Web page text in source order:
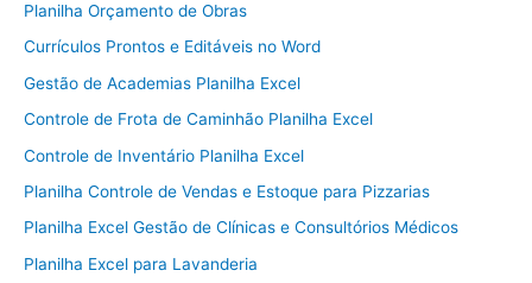
Planilha Orçamento de Obras
Currículos Prontos e Editáveis no Word
Gestão de Academias Planilha Excel
Controle de Frota de Caminhão Planilha Excel
Controle de Inventário Planilha Excel
Planilha Controle de Vendas e Estoque para Pizzarias
Planilha Excel Gestão de Clínicas e Consultórios Médicos
Planilha Excel para Lavanderia